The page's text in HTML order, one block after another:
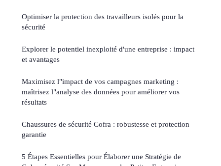
Optimiser la protection des travailleurs isolés pour la
sécurité
Explorer le potentiel inexploité d'une entreprise : impact
et avantages
Maximisez l"impact de vos campagnes marketing :
maîtrisez l"analyse des données pour améliorer vos
résultats
Chaussures de sécurité Cofra : robustesse et protection
garantie
5 Étapes Essentielles pour Élaborer une Stratégie de